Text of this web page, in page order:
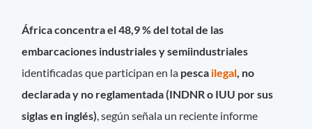
África concentra el 48,9 % del total de las
embarcaciones industriales y semiindustriales
identificadas que participan en la pesca ilegal , no
declarada y no reglamentada (INDNR o IUU por sus
siglas en inglés) , según señala un reciente informe